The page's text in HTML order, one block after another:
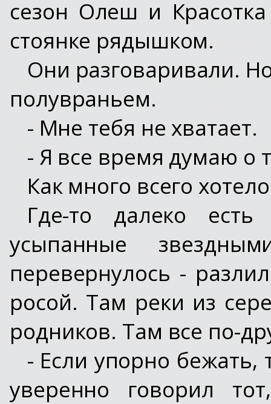
сезон Олеш и
стоянке рядышком.
Они разговаривали.
полувраньем.
- Мне тебя не хватает.
- Я все время думаю о
Как много всего
Где-то далеко
усыпанные
перевернулось -
росой. Там реки из
родников. Там все по-
- Если упорно
уверенно говорил